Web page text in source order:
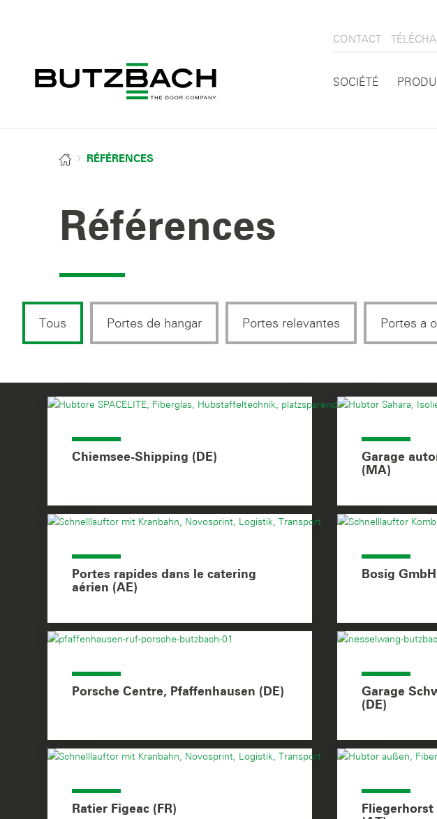
CONTACT
SOCIÉTÉ
RÉFÉRENCES
Références
Tous Portes de hangar Portes relevantes Portes a
Chiemsee-Shipping (DE)
Garage
(MA)
Portes rapides dans le catering
aérien (AE)
Bosig
Porsche Centre, Pfaffenhausen (DE)
Garage
(DE)
Ratier Figeac (FR)